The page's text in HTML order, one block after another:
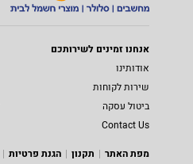
אנחנו זמינים לשירותכם
אודותינו
שירות לקוחות
ביטול עסקה
Contact Us
מפת האתר
תקנון הגנת פרטיות